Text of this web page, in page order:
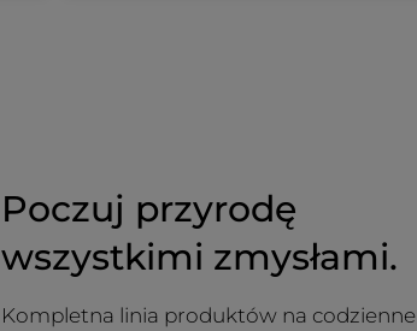
Poczuj przyrodę
wszystkimi zmysłami.
Kompletna linia produktów na codzienne